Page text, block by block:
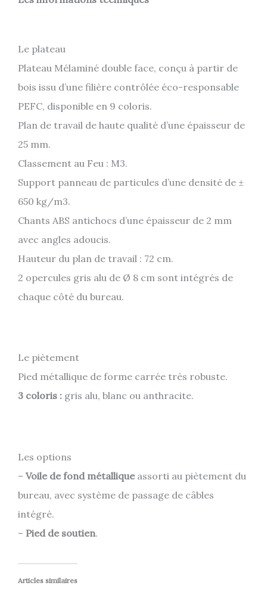
Le plateau
Plateau Mélaminé double face, conçu à partir de
bois issu d’une filière contrôlée éco-responsable
PEFC, disponible en 9 coloris.
Plan de travail de haute qualité d’une épaisseur de
25 mm.
Classement au Feu : M3.
Support panneau de particules d’une densité de ±
650 kg/m3.
Chants ABS antichocs d’une épaisseur de 2 mm
avec angles adoucis.
Hauteur du plan de travail : 72 cm.
2 opercules gris alu de Ø 8 cm sont intégrés de
chaque côté du bureau.
Le piètement
Pied métallique de forme carrée très robuste.
3 coloris : gris alu, blanc ou anthracite.
Les options
– Voile de fond métalliqueassorti au piètement du
bureau, avec système de passage de câbles
intégré.
– Pied de soutien.
Articles similaires